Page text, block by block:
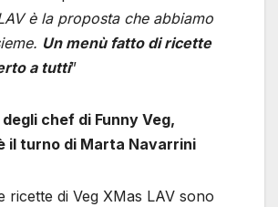
è la proposta che abbiamo
Un menù fatto di ricette
a tutti”
chef di Funny Veg,
il turno di Marta Navarrini
ricette di Veg XMas LAV sono